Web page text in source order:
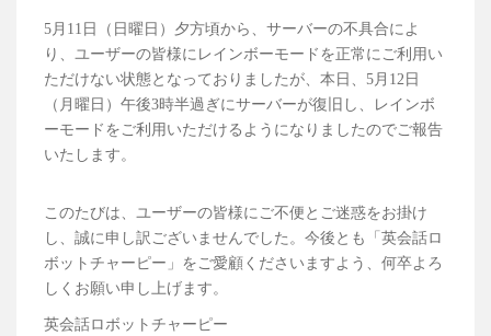
5月11日（日曜日）夕方頃から、サーバーの不具合によ
り、ユーザーの皆様にレインボーモードを正常にご利用い
ただけない状態となっておりましたが、本日、5月12日
（月曜日）午後3時半過ぎにサーバーが復旧し、レインボ
ーモードをご利用いただけるようになりましたのでご報告
いたします。
このたびは、ユーザーの皆様にご不便とご迷惑をお掛け
し、誠に申し訳ございませんでした。今後とも「英会話ロ
ボットチャーピー」をご愛顧くださいますよう、何卒よろ
しくお願い申し上げます。
英会話ロボットチャーピー